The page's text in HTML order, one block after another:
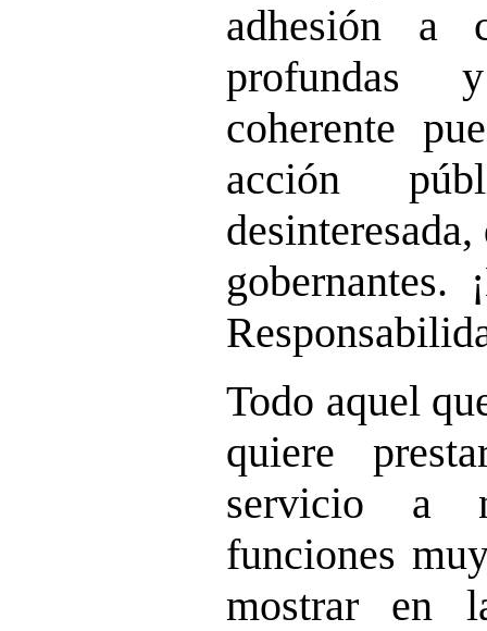
adhesión a
profundas
coherente
acción
gobernantes.
Todo aquel
quiere
servicio a
funciones
mostrar en